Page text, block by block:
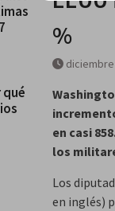
los escritores
%
en casi
los
Los
en inglés)
qué